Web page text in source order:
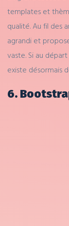
templates et
qualité. Au fil des
agrandi et
vaste. Si au
existe désormais
6.